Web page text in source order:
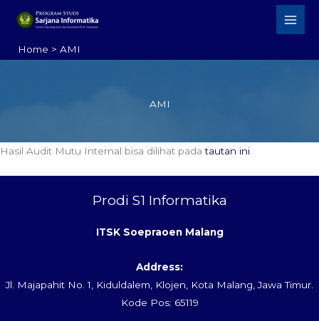
Home AMI
AMI
Hasil Audit Mutu Internal bisa dilihat padatautan ini
Prodi S1 Informatika
ITSK Soepraoen Malang
Address:
Jl. Majapahit No. 1, Kiduldalem, Klojen, Kota Malang, Jawa Timur.
Kode Pos: 65119